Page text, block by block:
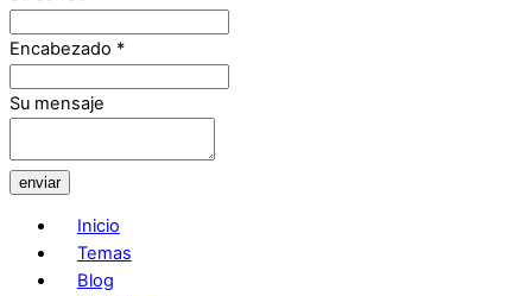
Encabezado *
Su mensaje
enviar
Inicio
Temas
Blog